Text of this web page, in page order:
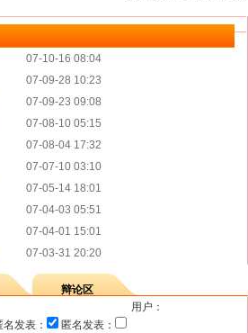
07-10-16 08:04
07-09-28 10:23
07-09-23 09:08
07-08-10 05:15
07-08-04 17:32
07-07-10 03:10
07-05-14 18:01
07-04-03 05:51
07-04-01 15:01
07-03-31 20:20
辩论区
用户：
名发表：
匿名发表：